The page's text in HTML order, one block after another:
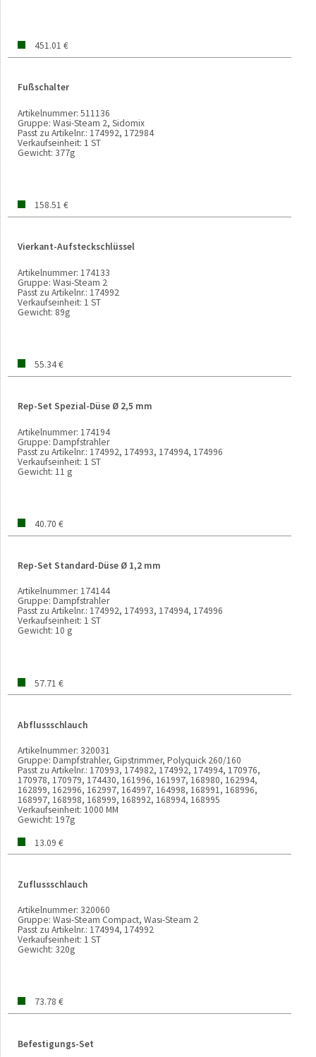
451.01 €
Fußschalter
Artikelnummer: 511136
Gruppe: Wasi-Steam 2, Sidomix
Passt zu Artikelnr.: 174992, 172984
Verkaufseinheit: 1 ST
Gewicht: 377g
158.51 €
Vierkant-Aufsteckschlüssel
Artikelnummer: 174133
Gruppe: Wasi-Steam 2
Passt zu Artikelnr.: 174992
Verkaufseinheit: 1 ST
Gewicht: 89g
55.34 €
Rep-Set Spezial-Düse Ø 2,5 mm
Artikelnummer: 174194
Gruppe: Dampfstrahler
Passt zu Artikelnr.: 174992, 174993, 174994, 174996
Verkaufseinheit: 1 ST
Gewicht: 11 g
40.70 €
Rep-Set Standard-Düse Ø 1,2 mm
Artikelnummer: 174144
Gruppe: Dampfstrahler
Passt zu Artikelnr.: 174992, 174993, 174994, 174996
Verkaufseinheit: 1 ST
Gewicht: 10 g
57.71 €
Abflussschlauch
Artikelnummer: 320031
Gruppe: Dampfstrahler, Gipstrimmer, Polyquick 260/160
Passt zu Artikelnr.: 170993, 174982, 174992, 174994, 170976,
170978, 170979, 174430, 161996, 161997, 168980, 162994,
162899, 162996, 162997, 164997, 164998, 168991, 168996,
168997, 168998, 168999, 168992, 168994, 168995
Verkaufseinheit: 1000 MM
Gewicht: 197g
13.09 €
Zuflussschlauch
Artikelnummer: 320060
Gruppe: Wasi-Steam Compact, Wasi-Steam 2
Passt zu Artikelnr.: 174994, 174992
Verkaufseinheit: 1 ST
Gewicht: 320g
73.78 €
Befestigungs-Set